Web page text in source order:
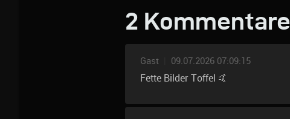
2 Kommentare
Gast 09.07.2026 07:09:15
Fette Bilder Toffel 🤙